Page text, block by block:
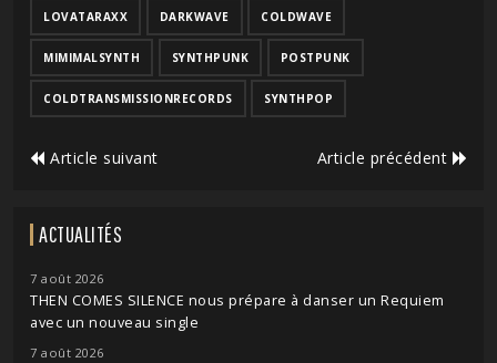
LOVATARAXX DARKWAVE COLDWAVE
MIMIMALSYNTH SYNTHPUNK POSTPUNK
COLDTRANSMISSIONRECORDS SYNTHPOP
Article suivant Article précédent
ACTUALITÉS
7 août 2026
THEN COMES SILENCE nous prépare à danser un Requiem
avec un nouveau single
7 août 2026